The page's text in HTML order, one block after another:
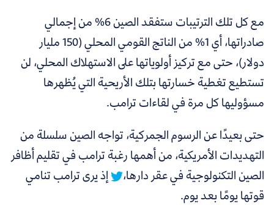
مع كل تلك الترتيبات ستفقد الصين 6% من إجمالي
صادراتها، أي 1% من الناتج القومي المحلي (150 مليار
دولار)، حتى مع تركيز أولوياتها على الاستهلاك المحلي، لن
تستطيع تغطية خسارتها بتلك الأريحية التي يُظهرها
مسؤوليها كل مرة في لقاءات ترامب.
حتى بعيدًا عن الرسوم الجمركية،تواجه الصين سلسلة من
التهديدات الأمريكية، من أهمها رغبة ترامب في تقليم أظافر
الصين التكنولوجية في عقر دارها،
إذ يرى ترامب تنامي
قوتها يومًا بعد يوم.